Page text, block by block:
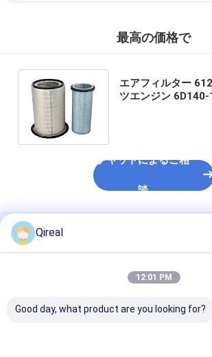
最高の価格で
エアフィルター
ツエンジン
チャットによるご相
談
推薦されたプロダクト
Qireal
12:01 PM
Good day, what product are you looking for?